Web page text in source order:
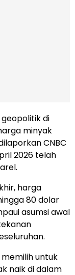
di
minyak
CNBC
2026 telah
harga
80 dolar
asumsi awal
untuk
naik di dalam